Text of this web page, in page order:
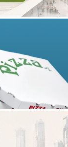
Молл» в
в ГК